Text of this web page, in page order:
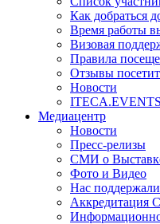
Как добраться
Время работы
Визовая
Правила
Отзывы
Новости
ITECA.EVENTS
Медиацентр
Новости
Пресс-релизы
СМИ о
Фото и Видео
Нас поддержали
Аккредитация